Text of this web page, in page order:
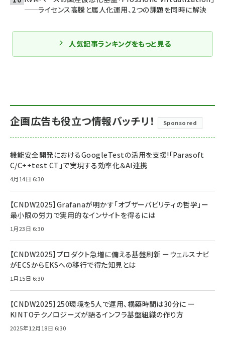
——ライセンス高騰と属人化運用、2つの課題を同時に解決
人気記事ランキングをもっと見る
企画広告も役立つ情報バッチリ！ Sponsored
機能安全開発におけるGoogleTestの活用を支援!「Parasoft
C/C++test CT」で実現する効率化＆AI連携
4月14日 6:30
【CNDW2025】Grafanaが明かす「オブザーバビリティの哲学」ー
最小限の労力で実用的なインサイトを得るには
1月23日 6:30
【CNDW2025】プロダクト急増に備える基盤刷新 ーウェルスナビ
がECSからEKSへの移行で得た知見とは
1月15日 6:30
【CNDW2025】250環境を5人で運用、構築時間は30分に ー
KINTOテクノロジーズが語るインフラ基盤組織の作り方
2025年12月18日 6:30